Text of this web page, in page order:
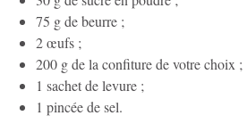
75 g de beurre ;
2 œufs ;
200 g de la confiture de votre choix ;
1 sachet de levure ;
1 pincée de sel.